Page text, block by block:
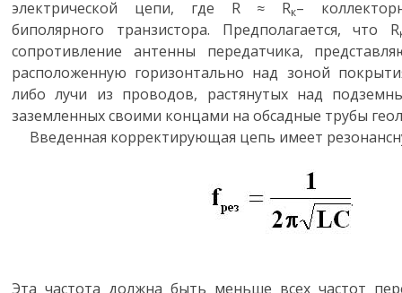
электрической цепи, где R ≈ Rк–
биполярного транзистора. Предполагается, что R
сопротивление антенны передатчика,
расположенную горизонтально над зоной
либо лучи из проводов, растянутых над
заземленных своими концами на обсадные трубы
Введенная корректирующая цепь имеет
.
Эта частота должна быть меньше всех частот